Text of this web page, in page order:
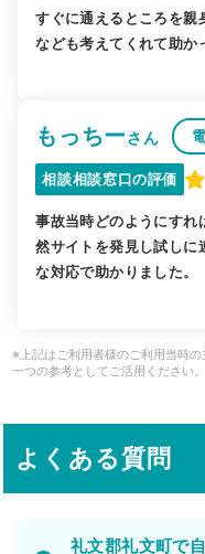
すぐに通えるところを親
なども考えてくれて助か
もっちーさん
相談相談窓口の評価
事故当時どのようにすれ
然サイトを発見し試しに
な対応で助かりました。
※上記はご利用者様のご利用当時の
一つの参考としてご活用ください。
よくある質問
礼文郡礼文町で